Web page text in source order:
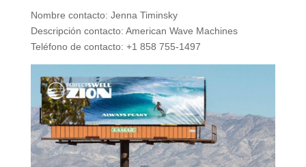
Nombre contacto: Jenna Timinsky
Descripción contacto: American Wave Machines
Teléfono de contacto: +1 858 755-1497